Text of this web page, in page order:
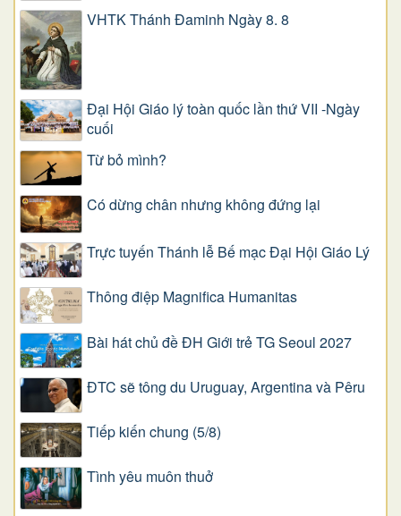
VHTK Thánh Đaminh Ngày 8. 8
Đại Hội Giáo lý toàn quốc lần thứ VII -Ngày
cuối
Từ bỏ mình?
Có dừng chân nhưng không đứng lại
Trực tuyến Thánh lễ Bế mạc Đại Hội Giáo Lý
Thông điệp Magnifica Humanitas
Bài hát chủ đề ĐH Giới trẻ TG Seoul 2027
ĐTC sẽ tông du Uruguay, Argentina và Pêru
Tiếp kiến chung (5/8)
Tình yêu muôn thuở